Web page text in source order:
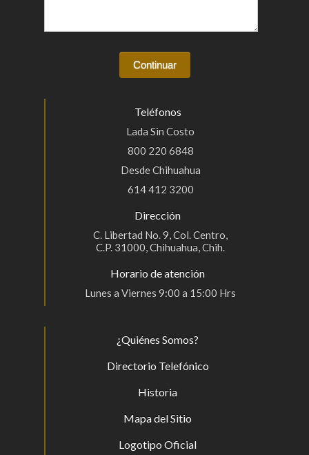
Teléfonos
Lada Sin Costo
800 220 6848
Desde Chihuahua
614 412 3200
Dirección
C. Libertad No. 9, Col. Centro,
C.P. 31000, Chihuahua, Chih.
Horario de atención
Lunes a Viernes 9:00 a 15:00 Hrs
¿Quiénes Somos?
Directorio Telefónico
Historia
Mapa del Sitio
Logotipo Oficial